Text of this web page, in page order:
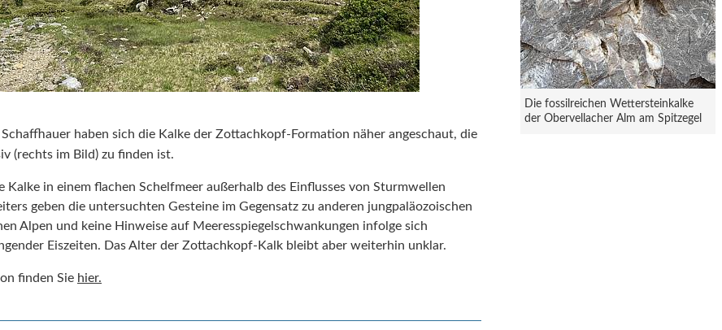
haben sich die Kalke der Zottachkopf-Formation näher angeschaut, die
(rechts im Bild) zu finden ist.
Kalke in einem flachen Schelfmeer außerhalb des Einflusses von Sturmwellen
geben die untersuchten Gesteine im Gegensatz zu anderen jungpaläozoischen
Alpen und keine Hinweise auf Meeresspiegelschwankungen infolge sich
Eiszeiten. Das Alter der Zottachkopf-Kalk bleibt aber weiterhin unklar.
finden Sie hier.
Die fossilreichen Wettersteinkalke
der Obervellacher Alm am Spitzegel